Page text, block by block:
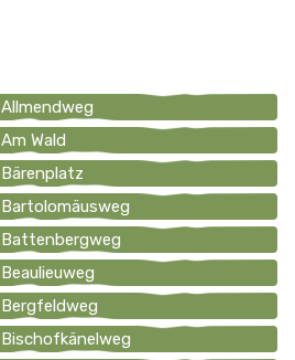
Allmendweg
Am Wald
Bärenplatz
Bartolomäusweg
Battenbergweg
Beaulieuweg
Bergfeldweg
Bischofkänelweg